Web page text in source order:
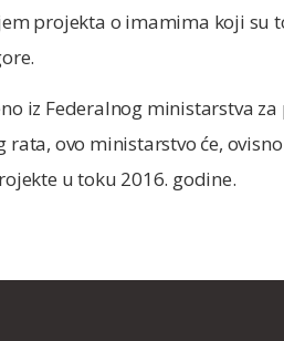
projekta o imamima koji su
iz Federalnog ministarstva
rata, ovo ministarstvo će,
u toku 2016. godine.